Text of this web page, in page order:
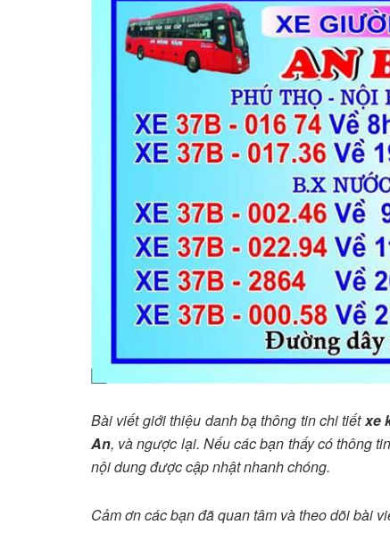
Bài viết giới thiệu danh bạ thông tin chi tiếtxe
An, và ngược lại. Nếu các bạn thấy có thông
nội dung được cập nhật nhanh chóng.
Cảm ơn các bạn đã quan tâm và theo dõi bài